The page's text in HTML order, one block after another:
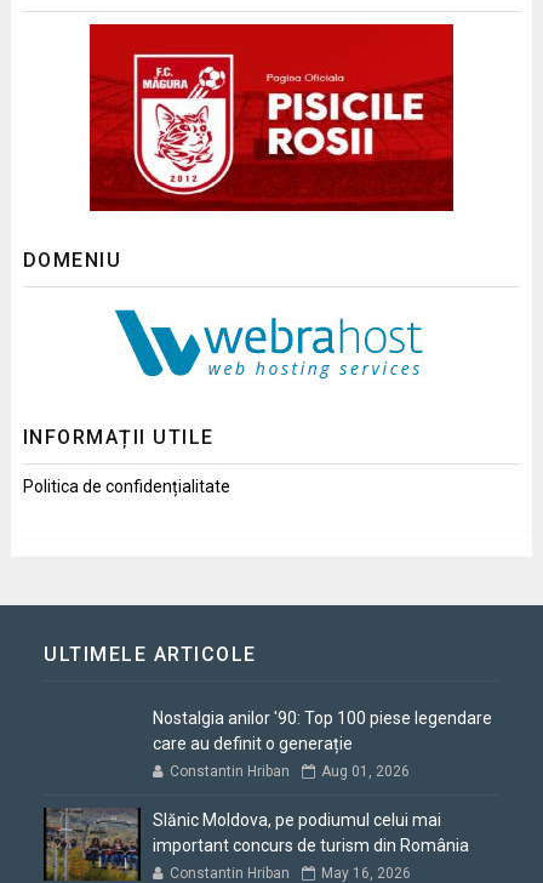
DOMENIU
INFORMAȚII UTILE
Politica de confidențialitate
ULTIMELE ARTICOLE
Nostalgia anilor '90: Top 100 piese legendare
care au definit o generație
Constantin Hriban Aug 01, 2026
Slănic Moldova, pe podiumul celui mai
important concurs de turism din România
Constantin Hriban May 16, 2026